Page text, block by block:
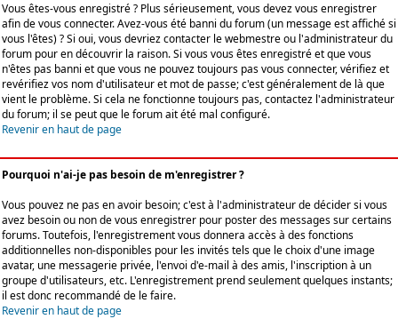
Vous êtes-vous enregistré ? Plus sérieusement, vous devez vous enregistrer
afin de vous connecter. Avez-vous été banni du forum (un message est affiché si
vous l'êtes) ? Si oui, vous devriez contacter le webmestre ou l'administrateur du
forum pour en découvrir la raison. Si vous vous êtes enregistré et que vous
n'êtes pas banni et que vous ne pouvez toujours pas vous connecter, vérifiez et
revérifiez vos nom d'utilisateur et mot de passe; c'est généralement de là que
vient le problème. Si cela ne fonctionne toujours pas, contactez l'administrateur
du forum; il se peut que le forum ait été mal configuré.
Revenir en haut de page
Pourquoi n'ai-je pas besoin de m'enregistrer ?
Vous pouvez ne pas en avoir besoin; c'est à l'administrateur de décider si vous
avez besoin ou non de vous enregistrer pour poster des messages sur certains
forums. Toutefois, l'enregistrement vous donnera accès à des fonctions
additionnelles non-disponibles pour les invités tels que le choix d'une image
avatar, une messagerie privée, l'envoi d'e-mail à des amis, l'inscription à un
groupe d'utilisateurs, etc. L'enregistrement prend seulement quelques instants;
il est donc recommandé de le faire.
Revenir en haut de page